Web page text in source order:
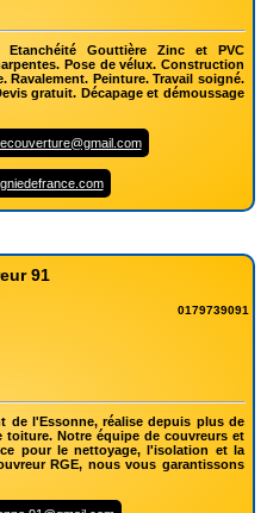
Gouttière Zinc et PVC
Pose de vélux. Construction
Ravalement. Peinture. Travail soigné.
gratuit. Décapage et démoussage
91
0179739091
de l'Essonne, réalise depuis plus de
Notre équipe de couvreurs et
pour le nettoyage, l'isolation et la
RGE, nous vous garantissons